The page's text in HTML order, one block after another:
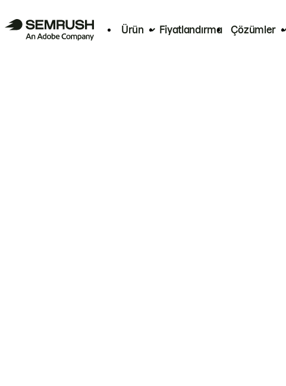
Ürün Fiyatlandırma Çözümler